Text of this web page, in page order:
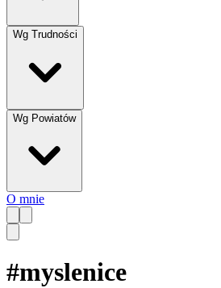
Wg Trudności
Wg Powiatów
O mnie
#myslenice